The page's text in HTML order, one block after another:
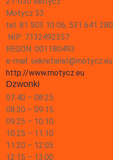
Motycz 33
tel. 81 503 10 06, 531 641 280
NIP: 7132492357
REGON: 001180493
e-mail: sekretariat@motycz.eu
http://www.motycz.eu
Dzwonki
07:40 – 08:25
08:30 – 09:15
09:25 – 10:10
10:25 – 11:10
11:20 – 12:05
12:15 – 13:00